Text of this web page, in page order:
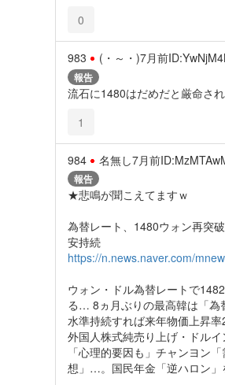
0
983 (⁠・⁠～⁠・⁠⁠)7月前
報告
流石に1480はだめだと厳命さ
1
984 名無し7月前
報告
★悲鳴が聞こえてますｗ
為替レート、1480ウォン再突
安持続
https://n.news.naver.com/
ウォン・ドル為替レートで
る… 8ヵ月ぶりの最高韓は「為
水準持続すれば来年物価上昇率
外国人株式純売り上げ・ドル
「心理的要因も」チャンヨン
想」…。国民年金「逆ハロン」